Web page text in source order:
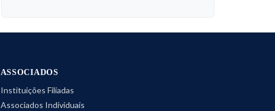
ASSOCIADOS
Instituições Filiadas
Associados Individuais